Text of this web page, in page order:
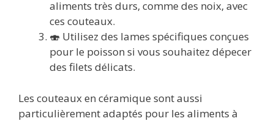
aliments très durs, comme des noix, avec
ces couteaux.
🍣 Utilisez des lames spécifiques conçues
pour le poisson si vous souhaitez dépecer
des filets délicats.
Les couteaux en céramique sont aussi
particulièrement adaptés pour les aliments à